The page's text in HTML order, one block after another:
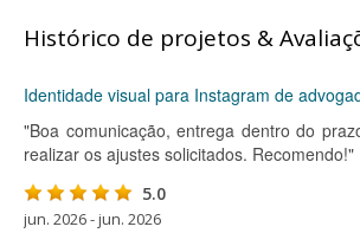
Histórico de projetos &
Identidade visual para Instagram de
"Boa comunicação, entrega dentro do
realizar os ajustes solicitados. Recomendo!"
5.0
jun. 2026 - jun. 2026